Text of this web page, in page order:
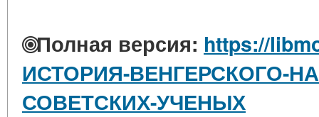
Полная версия: https://
ИСТОРИЯ-ВЕНГЕРСКОГО-
СОВЕТСКИХ-УЧЕНЫХ